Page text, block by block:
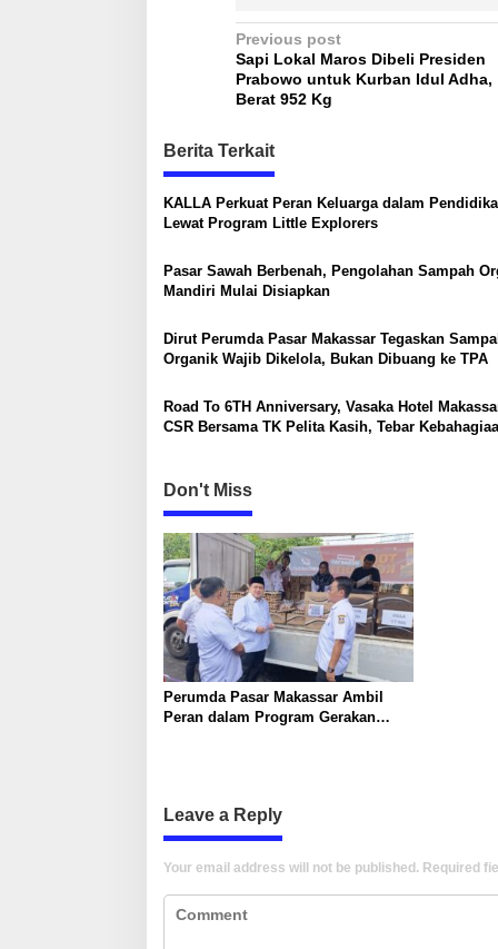
P
o
s
t
n
a
v
i
g
t
o
Previous post
Sapi Lokal Maros Dibeli Presiden
Prabowo untuk Kurban Idul Adha,
Berat 952 Kg
Berita Terkait
KALLA Perkuat Peran Keluarga dalam
Lewat Program Little Explorers
Pasar Sawah Berbenah, Pengolahan Sampah
Mandiri Mulai Disiapkan
Dirut Perumda Pasar Makassar Tegaskan
Organik Wajib Dikelola, Bukan Dibuang ke TPA
Road To 6TH Anniversary, Vasaka Hotel
CSR Bersama TK Pelita Kasih, Tebar
Don't Miss
Perumda Pasar Makassar Ambil
Peran dalam Program Gerakan
Leave a Reply
Your email address will not be published. Required